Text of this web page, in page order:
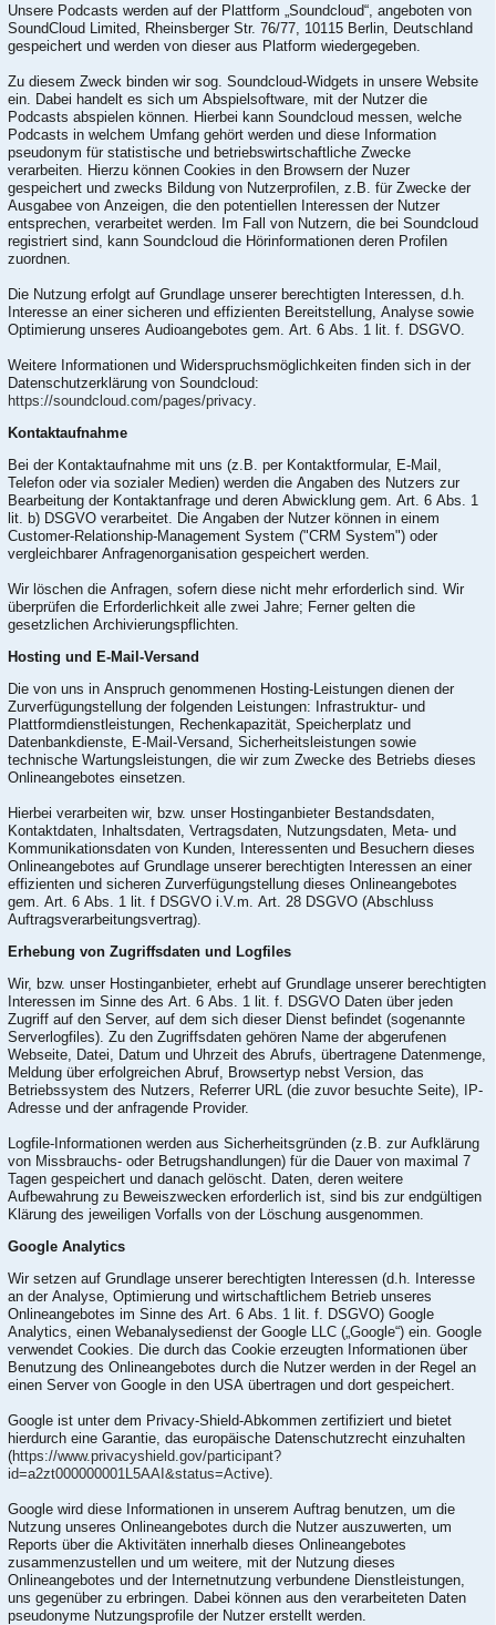
Unsere Podcasts werden auf der Plattform „Soundcloud“, angeboten von
SoundCloud Limited, Rheinsberger Str. 76/77, 10115 Berlin, Deutschland
gespeichert und werden von dieser aus Platform wiedergegeben.
Zu diesem Zweck binden wir sog. Soundcloud-Widgets in unsere Website
ein. Dabei handelt es sich um Abspielsoftware, mit der Nutzer die
Podcasts abspielen können. Hierbei kann Soundcloud messen, welche
Podcasts in welchem Umfang gehört werden und diese Information
pseudonym für statistische und betriebswirtschaftliche Zwecke
verarbeiten. Hierzu können Cookies in den Browsern der Nuzer
gespeichert und zwecks Bildung von Nutzerprofilen, z.B. für Zwecke der
Ausgabee von Anzeigen, die den potentiellen Interessen der Nutzer
entsprechen, verarbeitet werden. Im Fall von Nutzern, die bei Soundcloud
registriert sind, kann Soundcloud die Hörinformationen deren Profilen
zuordnen.
Die Nutzung erfolgt auf Grundlage unserer berechtigten Interessen, d.h.
Interesse an einer sicheren und effizienten Bereitstellung, Analyse sowie
Optimierung unseres Audioangebotes gem. Art. 6 Abs. 1 lit. f. DSGVO.
Weitere Informationen und Widerspruchsmöglichkeiten finden sich in der
Datenschutzerklärung von Soundcloud:
https://soundcloud.com/pages/privacy
Kontaktaufnahme
Bei der Kontaktaufnahme mit uns (z.B. per Kontaktformular, E-Mail,
Telefon oder via sozialer Medien) werden die Angaben des Nutzers zur
Bearbeitung der Kontaktanfrage und deren Abwicklung gem. Art. 6 Abs. 1
lit. b) DSGVO verarbeitet. Die Angaben der Nutzer können in einem
Customer-Relationship-Management System ("CRM System") oder
vergleichbarer Anfragenorganisation gespeichert werden.
Wir löschen die Anfragen, sofern diese nicht mehr erforderlich sind. Wir
überprüfen die Erforderlichkeit alle zwei Jahre; Ferner gelten die
gesetzlichen Archivierungspflichten.
Hosting und E-Mail-Versand
Die von uns in Anspruch genommenen Hosting-Leistungen dienen der
Zurverfügungstellung der folgenden Leistungen: Infrastruktur- und
Plattformdienstleistungen, Rechenkapazität, Speicherplatz und
Datenbankdienste, E-Mail-Versand, Sicherheitsleistungen sowie
technische Wartungsleistungen, die wir zum Zwecke des Betriebs dieses
Onlineangebotes einsetzen.
Hierbei verarbeiten wir, bzw. unser Hostinganbieter Bestandsdaten,
Kontaktdaten, Inhaltsdaten, Vertragsdaten, Nutzungsdaten, Meta- und
Kommunikationsdaten von Kunden, Interessenten und Besuchern dieses
Onlineangebotes auf Grundlage unserer berechtigten Interessen an einer
effizienten und sicheren Zurverfügungstellung dieses Onlineangebotes
gem. Art. 6 Abs. 1 lit. f DSGVO i.V.m. Art. 28 DSGVO (Abschluss
Auftragsverarbeitungsvertrag).
Erhebung von Zugriffsdaten und Logfiles
Wir, bzw. unser Hostinganbieter, erhebt auf Grundlage unserer berechtigten
Interessen im Sinne des Art. 6 Abs. 1 lit. f. DSGVO Daten über jeden
Zugriff auf den Server, auf dem sich dieser Dienst befindet (sogenannte
Serverlogfiles). Zu den Zugriffsdaten gehören Name der abgerufenen
Webseite, Datei, Datum und Uhrzeit des Abrufs, übertragene Datenmenge,
Meldung über erfolgreichen Abruf, Browsertyp nebst Version, das
Betriebssystem des Nutzers, Referrer URL (die zuvor besuchte Seite), IP-
Adresse und der anfragende Provider.
Logfile-Informationen werden aus Sicherheitsgründen (z.B. zur Aufklärung
von Missbrauchs- oder Betrugshandlungen) für die Dauer von maximal 7
Tagen gespeichert und danach gelöscht. Daten, deren weitere
Aufbewahrung zu Beweiszwecken erforderlich ist, sind bis zur endgültigen
Klärung des jeweiligen Vorfalls von der Löschung ausgenommen.
Google Analytics
Wir setzen auf Grundlage unserer berechtigten Interessen (d.h. Interesse
an der Analyse, Optimierung und wirtschaftlichem Betrieb unseres
Onlineangebotes im Sinne des Art. 6 Abs. 1 lit. f. DSGVO) Google
Analytics, einen Webanalysedienst der Google LLC („Google“) ein. Google
verwendet Cookies. Die durch das Cookie erzeugten Informationen über
Benutzung des Onlineangebotes durch die Nutzer werden in der Regel an
einen Server von Google in den USA übertragen und dort gespeichert.
Google ist unter dem Privacy-Shield-Abkommen zertifiziert und bietet
hierdurch eine Garantie, das europäische Datenschutzrecht einzuhalten
(https://www.privacyshield.gov/participant?
id=a2zt000000001L5AAI&status=Active).
Google wird diese Informationen in unserem Auftrag benutzen, um die
Nutzung unseres Onlineangebotes durch die Nutzer auszuwerten, um
Reports über die Aktivitäten innerhalb dieses Onlineangebotes
zusammenzustellen und um weitere, mit der Nutzung dieses
Onlineangebotes und der Internetnutzung verbundene Dienstleistungen,
uns gegenüber zu erbringen. Dabei können aus den verarbeiteten Daten
pseudonyme Nutzungsprofile der Nutzer erstellt werden.